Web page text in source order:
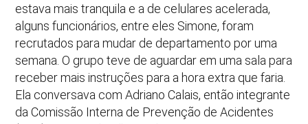
estava mais tranquila e a de celulares acelerada,
alguns funcionários, entre eles Simone, foram
recrutados para mudar de departamento por uma
semana. O grupo teve de aguardar em uma sala para
receber mais instruções para a hora extra que faria.
Ela conversava com Adriano Calais, então integrante
da Comissão Interna de Prevenção de Acidentes